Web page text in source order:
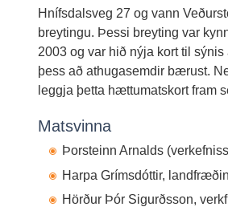
Hnífsdalsveg 27 og vann
breytingu. Þessi breyting var
2003 og var hið nýja kort til
þess að athugasemdir bærust.
leggja þetta hættumatskort fram
Matsvinna
Þorsteinn Arnalds
Harpa Grímsdóttir,
Hörður Þór Sigurðsson,